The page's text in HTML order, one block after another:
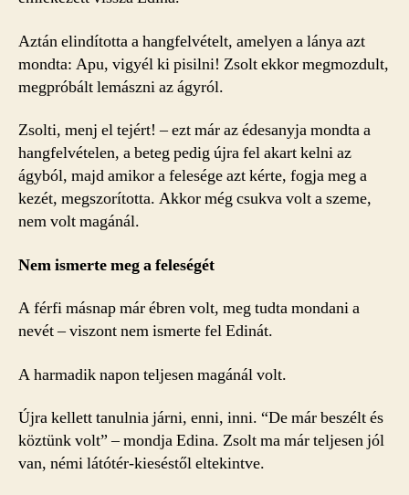
Aztán elindította a hangfelvételt, amelyen a lánya azt
mondta: Apu, vigyél ki pisilni! Zsolt ekkor megmozdult,
megpróbált lemászni az ágyról.
Zsolti, menj el tejért! – ezt már az édesanyja mondta a
hangfelvételen, a beteg pedig újra fel akart kelni az
ágyból, majd amikor a felesége azt kérte, fogja meg a
kezét, megszorította. Akkor még csukva volt a szeme,
nem volt magánál.
Nem ismerte meg a feleségét
A férfi másnap már ébren volt, meg tudta mondani a
nevét – viszont nem ismerte fel Edinát.
A harmadik napon teljesen magánál volt.
Újra kellett tanulnia járni, enni, inni. “De már beszélt és
köztünk volt” – mondja Edina. Zsolt ma már teljesen jól
van, némi látótér-kieséstől eltekintve.